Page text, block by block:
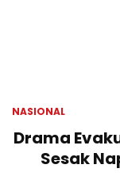
NASIONAL
Drama
Sesak